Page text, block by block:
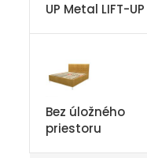
UP Metal LIFT-UP
Bez úložného
priestoru